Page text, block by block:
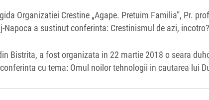
Organizatiei Crestine „Agape. Pretuim Familia”, Pr.
a sustinut conferinta: Crestinismul de azi, incotro?
Bistrita, a fost organizata in 22 martie 2018 o seara
cu tema: Omul noilor tehnologii in cautarea lui